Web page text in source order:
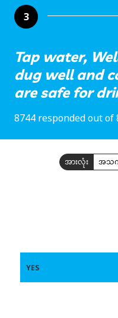
3
Tap water,
dug well and
are safe for
8744 responded out of
အားလုံး အသ
YES